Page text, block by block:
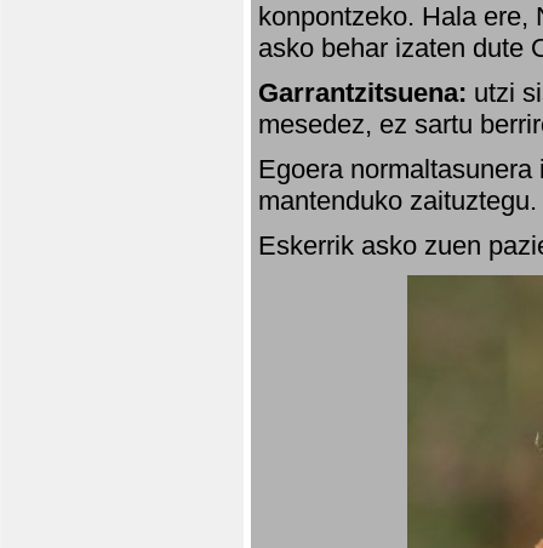
konpontzeko. Hala ere,
asko behar izaten dute
Garrantzitsuena: utzi
mesedez, ez sartu
Egoera
mantenduko
Eskerrik asko zuen